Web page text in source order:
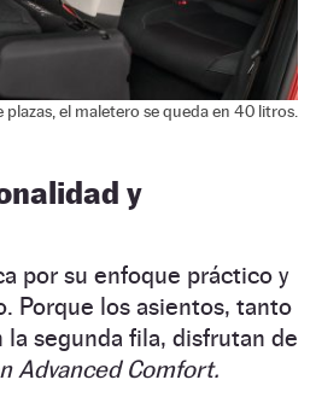
el maletero se queda en 40 litros.
y
por su enfoque práctico y
Porque los asientos, tanto
segunda fila, disfrutan de
Advanced Comfort.